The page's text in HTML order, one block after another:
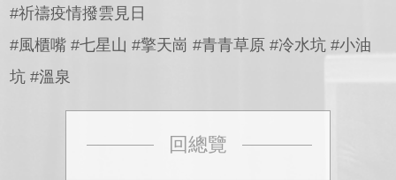
#祈禱疫情撥雲見日
#風櫃嘴 #七星山 #擎天崗 #青青草原 #冷水坑 #小油
坑 #溫泉
回總覽